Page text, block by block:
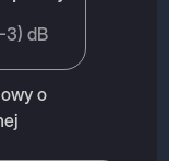
3) dB
o